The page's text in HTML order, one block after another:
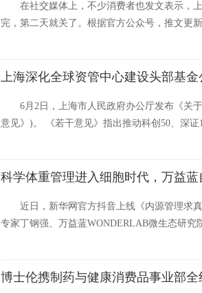
在社交媒体上，不少消费者也发文表示，
完，第二天就关了。根据官方公众号，推文更
上海深化全球资管中心建设头部基
6月2日，上海市人民政府办公厅发布《关
意见》)。 《若干意见》指出推动科创50、深
科学体重管理进入细胞时代，万益
近日，新华网官方抖音上线《内源管理求
专家丁钢强、万益蓝WONDERLAB微生态研
博士伦携制药与健康消费品事业部全